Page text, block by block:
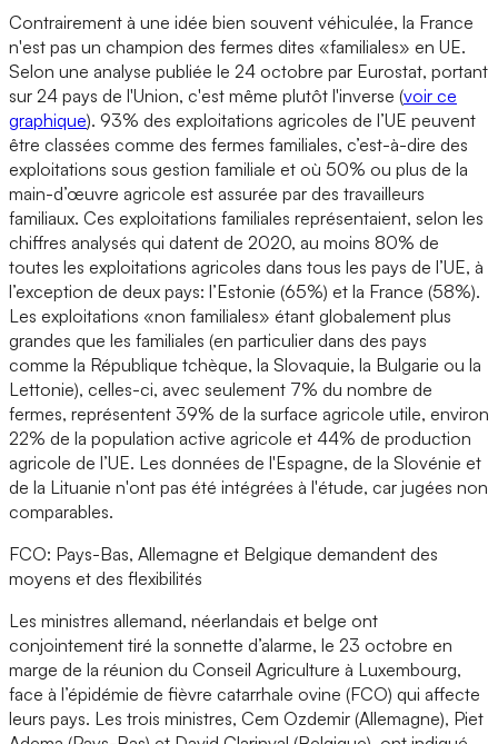
Contrairement à une idée bien souvent véhiculée, la France
n'est pas un champion des fermes dites «familiales» en UE.
Selon une analyse publiée le 24 octobre par Eurostat, portant
sur 24 pays de l'Union, c'est même plutôt l'inverse (voir ce
graphique). 93% des exploitations agricoles de l’UE peuvent
être classées comme des fermes familiales, c’est-à-dire des
exploitations sous gestion familiale et où 50% ou plus de la
main-d’œuvre agricole est assurée par des travailleurs
familiaux. Ces exploitations familiales représentaient, selon les
chiffres analysés qui datent de 2020, au moins 80% de
toutes les exploitations agricoles dans tous les pays de l’UE, à
l’exception de deux pays: l’Estonie (65%) et la France (58%).
Les exploitations «non familiales» étant globalement plus
grandes que les familiales (en particulier dans des pays
comme la République tchèque, la Slovaquie, la Bulgarie ou la
Lettonie), celles-ci, avec seulement 7% du nombre de
fermes, représentent 39% de la surface agricole utile, environ
22% de la population active agricole et 44% de production
agricole de l’UE. Les données de l'Espagne, de la Slovénie et
de la Lituanie n'ont pas été intégrées à l'étude, car jugées non
comparables.
FCO: Pays-Bas, Allemagne et Belgique demandent des
moyens et des flexibilités
Les ministres allemand, néerlandais et belge ont
conjointement tiré la sonnette d’alarme, le 23 octobre en
marge de la réunion du Conseil Agriculture à Luxembourg,
face à l’épidémie de fièvre catarrhale ovine (FCO) qui affecte
leurs pays. Les trois ministres, Cem Ozdemir (Allemagne), Piet